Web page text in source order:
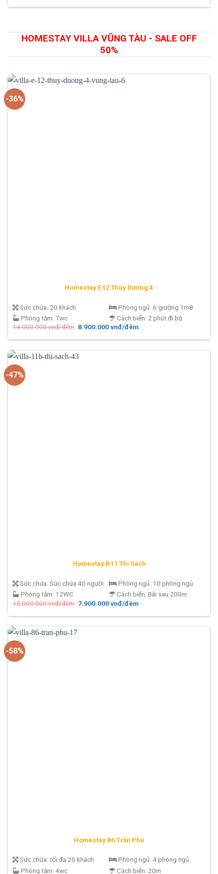
là:
tại
HOMESTAY VILLA VŨNG TÀU - SALE OFF
50%
-36%
Homestay E12 Thùy Dương 4
Sức chứa: 20 khách
Phòng tắm: 7wc
Phòng ngủ: 6 giường 1m8
Cách biển: 2 phút đi bộ
14.000.000vnđ/đêm Giá
là:
đêm.
8.900.000vnđ/đêmGiá
tại
8.900.000 vnđ/
-47%
Homestay B11 Thi Sách
Sức chứa: Sức chứa 40 người
Phòng tắm: 12WC
Phòng ngủ: 10 phòng ngủ
Cách biển: Bãi sau 200m
15.000.000vnđ/đêm Giá
là:
đêm.
7.900.000vnđ/đêmGiá
tại
7.900.000 vnđ/
-58%
Homestay 86 Trần Phú
Sức chứa: tối đa 20 khách
Phòng tắm: 4wc
Phòng ngủ: 4 phòng ngủ
Cách biển: 20m